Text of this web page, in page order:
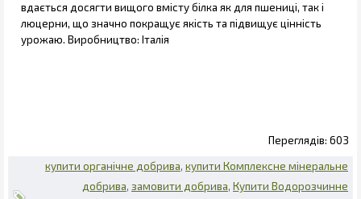
вдається досягти вищого вмісту білка як для пшениці, так і
люцерни, що значно покращує якість та підвищує цінність
урожаю. Виробництво: Італія
603
купити органічне добрива купити Комплексне мінеральне
добрива замовити добрива Купити Водорозчинне